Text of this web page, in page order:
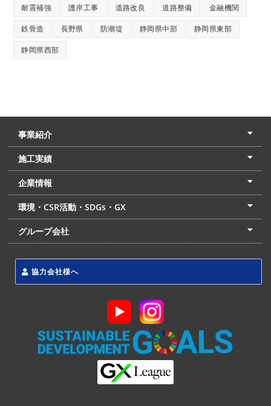
耐震補強 護岸工事 道路改良 道路整備 金融機関
鉄骨造 長野県 防潮堤 静岡県中部 静岡県東部
静岡県西部
事業紹介
土木本部
建築本部
PPP・PFI
リフォーム・リノベーション
中村建設の家
施工実績
土木部門
建築部門
リフォーム部門
住宅部門
名古屋支店
東京支店
企業情報
会社概要
経営理念
沿革
リクルート
最新情報
お問合せ
環境・CSR活動・SDGs・GX
LSS流動化処理工法
CSR・SDGs・GX
発電事業
次世代ZEBオフィス
グループ会社
協力会社様へ